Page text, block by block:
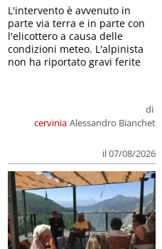
cervinia
di
Alessandro Bianchet
il 07/08/2026
L'intervento è avvenuto in
parte via terra e in parte con
l'elicottero a causa delle
condizioni meteo. L'alpinista
non ha riportato gravi ferite